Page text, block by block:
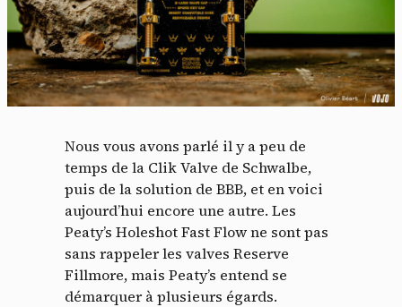
Nous vous avons parlé il y a peu de
temps de la Clik Valve de Schwalbe,
puis de la solution de BBB, et en voici
aujourd’hui encore une autre. Les
Peaty’s Holeshot Fast Flow ne sont pas
sans rappeler les valves Reserve
Fillmore, mais Peaty’s entend se
démarquer à plusieurs égards.